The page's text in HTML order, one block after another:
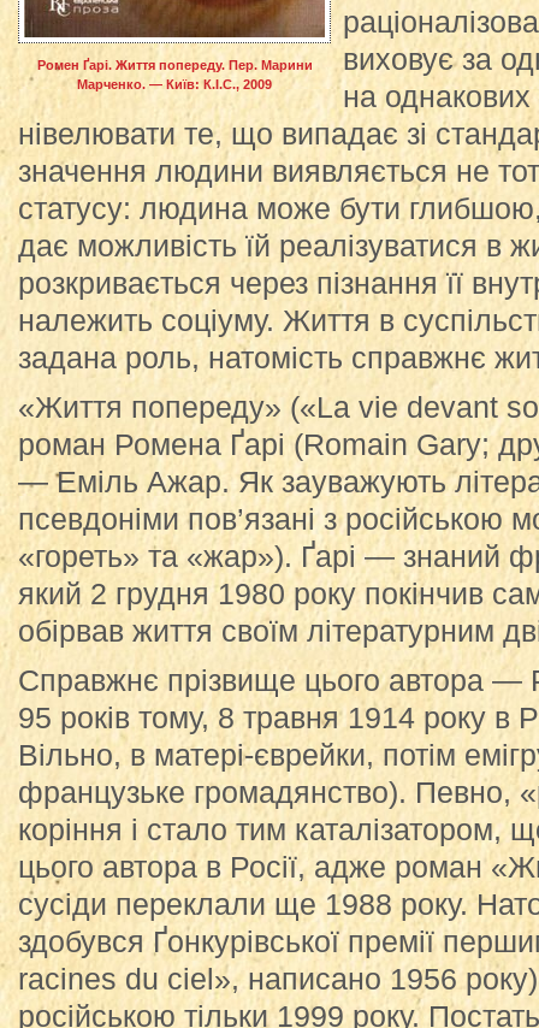
Ромен Ґарі. Життя попереду. Пер. Марини
Марченко. — Київ: К.І.С., 2009
виховує за
на
нівелювати те, що випадає зі
значення людини виявляється не
статусу: людина може бути
дає можливість їй реалізуватися в
розкривається через пізнання її
належить соціуму. Життя в
задана роль, натомість справжнє
«Життя попереду» («La vie devant
роман Ромена Ґарі (Romain Gary;
— Еміль Ажар. Як зауважують
псевдоніми пов’язані з російською
«гореть» та «жар»). Ґарі — знаний
який 2 грудня 1980 року покінчив
обірвав життя своїм літературним
Справжнє прізвище цього автора —
95 років тому, 8 травня 1914 року в
Вільно, в матері-єврейки, потім
французьке громадянство). Певно,
коріння і стало тим
цього автора в Росії, адже роман
сусіди переклали ще 1988 року.
здобувся Ґонкурівської премії
racines du ciel», написано 1956
російською тільки 1999 року.